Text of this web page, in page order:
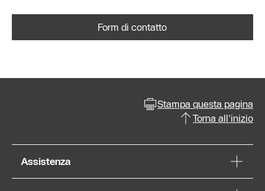
Form di contatto
Stampa questa pagina
Torna all'inizio
Assistenza